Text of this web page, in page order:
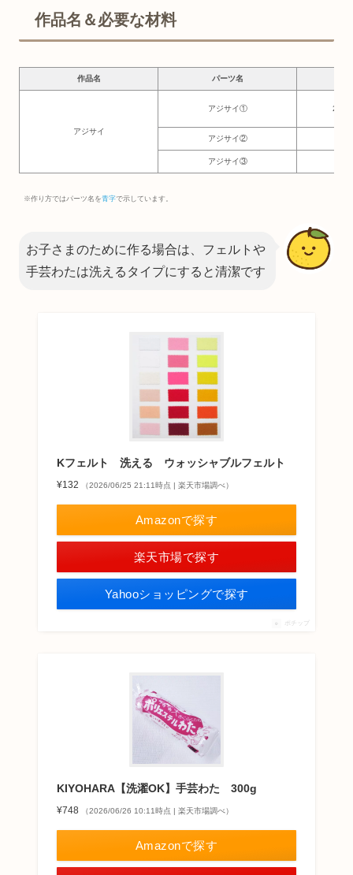
作品名＆必要な材料
作品名 パーツ名
アジサイ
アジサイ①
アジサイ②
アジサイ③
※作り方ではパーツ名を青字で示しています。
お子さまのために作る場合は、フェルトや
手芸わたは洗えるタイプにすると清潔です
Kフェルト 洗える ウォッシャブルフェルト
¥132 （2026/06/25 21:11時点 | 楽天市場調べ）
Amazonで探す
楽天市場で探す
Yahooショッピングで探す
ポチップ
KIYOHARA【洗濯OK】手芸わた 300g
¥748 （2026/06/26 10:11時点 | 楽天市場調べ）
Amazonで探す